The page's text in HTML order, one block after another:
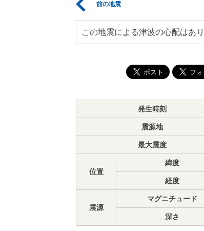
前の地震
この地震による津波の心配はあり
発生時刻
震源地
最大震度
位置
緯度
経度
震源
マグニチュード
深さ